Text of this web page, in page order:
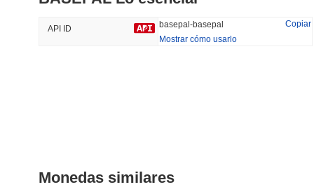
API ID basepal-basepal
Copiar
Mostrar cómo usarlo
Monedas similares